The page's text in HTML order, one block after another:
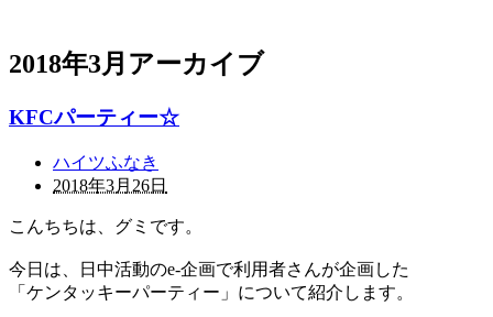
2018年3月アーカイブ
KFCパーティー☆
ハイツふなき
2018年3月26日
こんちちは、グミです。
今日は、日中活動のe-企画で利用者さんが企画した
「ケンタッキーパーティー」について紹介します。